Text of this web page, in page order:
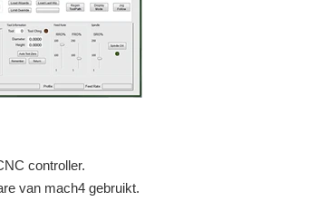
controller.
van mach4 gebruikt.